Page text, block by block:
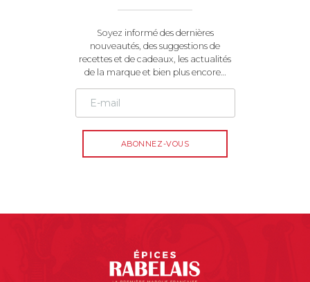
Soyez informé des dernières
nouveautés, des suggestions de
recettes et de cadeaux, les actualités
de la marque et bien plus encore…